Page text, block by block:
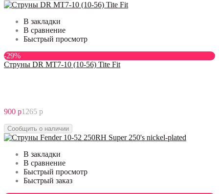
В закладки
В сравнение
Быстрый просмотр
-29%
Струны DR MT7-10 (10-56) Tite Fit
900 р1265 р
Сообщить о наличии
В закладки
В сравнение
Быстрый просмотр
Быстрый заказ